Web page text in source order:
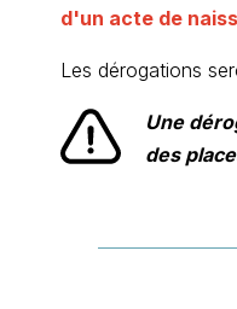
d'un acte de
Les dérogations
Une
des